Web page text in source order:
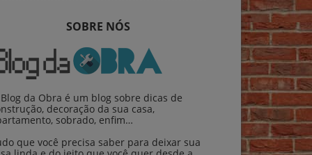
SOBRE NÓS
da Obra é um blog sobre dicas de
decoração da sua casa,
sobrado, enfim…
que você precisa saber para deixar sua